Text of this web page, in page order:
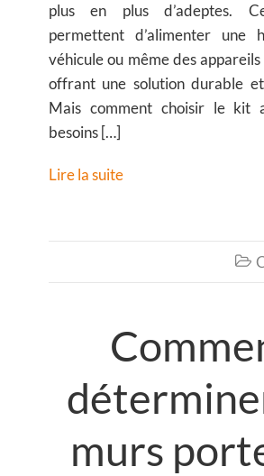
plus en plus d’adeptes.
permettent d’alimenter une
véhicule ou même des
offrant une solution durable
Mais comment choisir le kit
besoins […]
Lire la suite

murs